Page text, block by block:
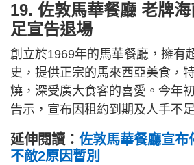
19. 佐敦馬華餐廳 老牌
足宣告退場
創立於1969年的馬華餐廳，擁有
史，提供正宗的馬來西亞美食，
燒，深受廣大食客的喜愛。今年
告示，宣布因租約到期及人手不
延伸閱讀： 佐敦馬華餐廳宣布
不敵2原因暫別